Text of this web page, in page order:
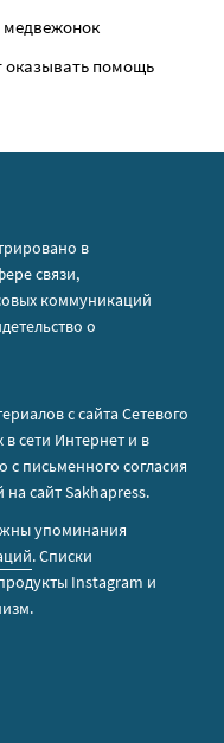
медвежонок
помощь
в
связи,
коммуникаций
о
с сайта Сетевого
в сети Интернет и в
с письменного согласия
сайт Sakhapress.
упоминания
. Списки
Instagram и